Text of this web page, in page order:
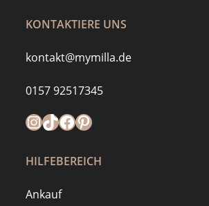
KONTAKTIERE UNS
kontakt@mymilla.de
0157 92517345
Instagram
https://www.tiktok.com/@mymilla.de
Facebook
Pinterest
HILFEBEREICH
Ankauf